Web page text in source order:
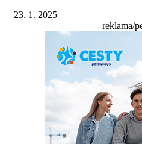
23. 1. 2025
reklama/